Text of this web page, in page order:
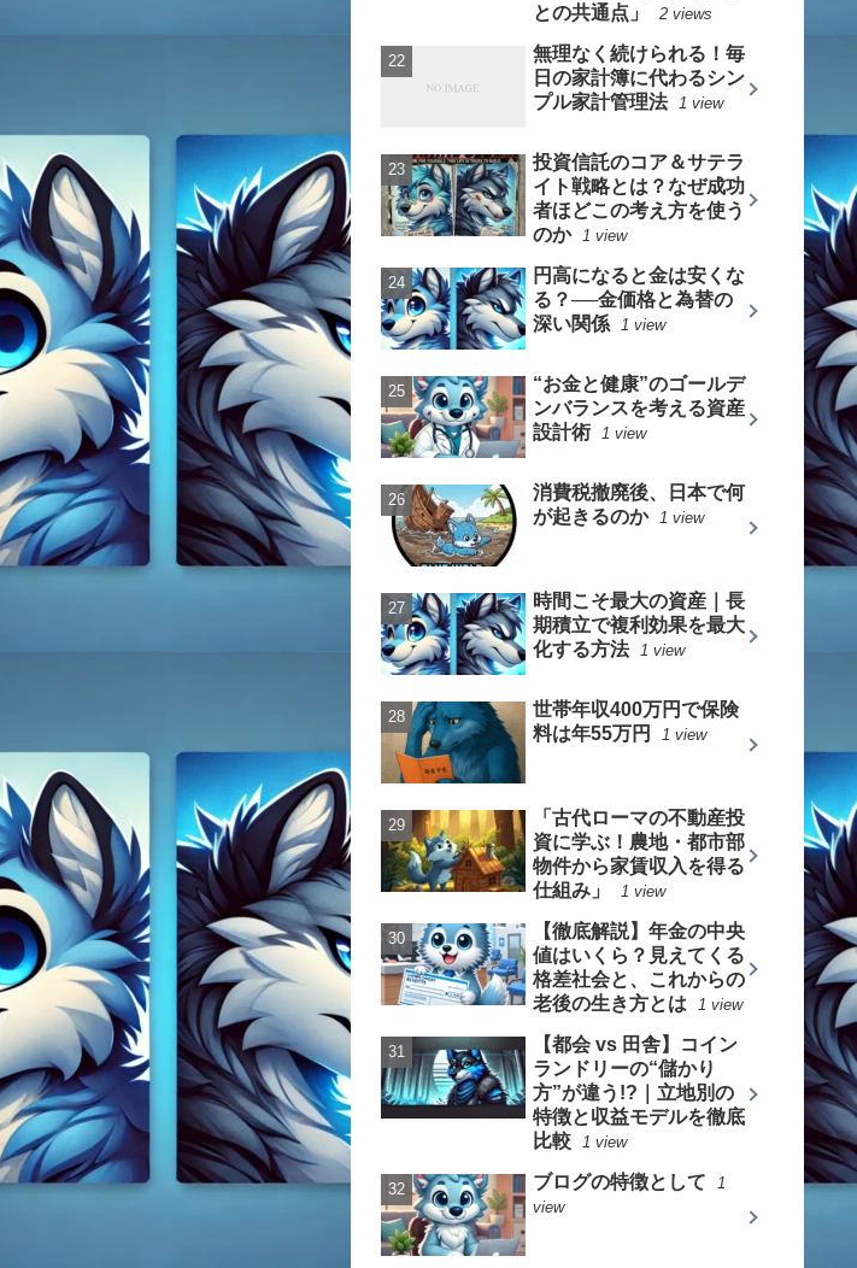
との共通点」
2 views
無理なく続けられる！毎
日の家計簿に代わるシン
プル家計管理法
1 view
投資信託のコア＆サテラ
イト戦略とは？なぜ成功
者ほどこの考え方を使う
のか
1 view
円高になると金は安くな
る？──金価格と為替の
深い関係
1 view
“お金と健康”のゴールデ
ンバランスを考える資産
設計術
1 view
消費税撤廃後、日本で何
が起きるのか
1 view
時間こそ最大の資産｜長
期積立で複利効果を最大
化する方法
1 view
世帯年収400万円で保険
料は年55万円
1 view
「古代ローマの不動産投
資に学ぶ！農地・都市部
物件から家賃収入を得る
仕組み」
1 view
【徹底解説】年金の中央
値はいくら？見えてくる
格差社会と、これからの
老後の生き方とは
1 view
【都会 vs 田舎】コイン
ランドリーの“儲かり
方”が違う!?｜立地別の
特徴と収益モデルを徹底
比較
1 view
ブログの特徴として
1
view